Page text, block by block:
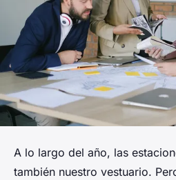
A lo largo del año, las
también nuestro vestuario.